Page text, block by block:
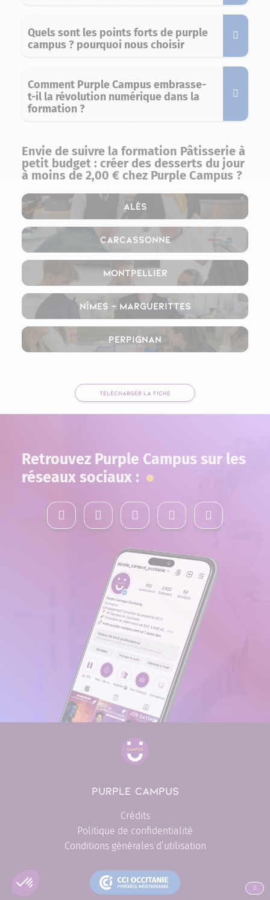
Quels sont les points forts de purple
campus ? pourquoi nous choisir
Comment Purple Campus embrasse-
t-il la révolution numérique dans la
formation ?
Envie de suivre la formation Pâtisserie à
petit budget : créer des desserts du jour
à moins de 2,00 € chez Purple Campus ?
Alès
Carcassonne
Montpellier
Nîmes – Marguerittes
Perpignan
TÉLÉCHARGER LA FICHE
Retrouvez Purple Campus sur les
réseaux sociaux :
ALLER
PURPLE CAMPUS
Crédits
Politique de confidentialité
Conditions générales d’utilisation